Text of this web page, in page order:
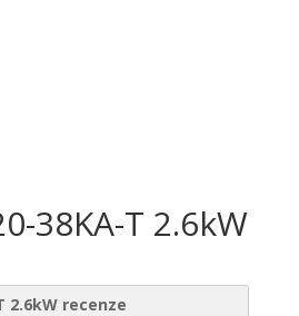
38KA-T 2.6kW
2.6kW recenze